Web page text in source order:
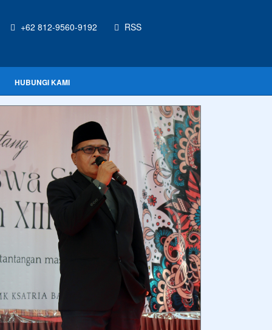
+62 812-9560-9192 RSS
HUBUNGI KAMI